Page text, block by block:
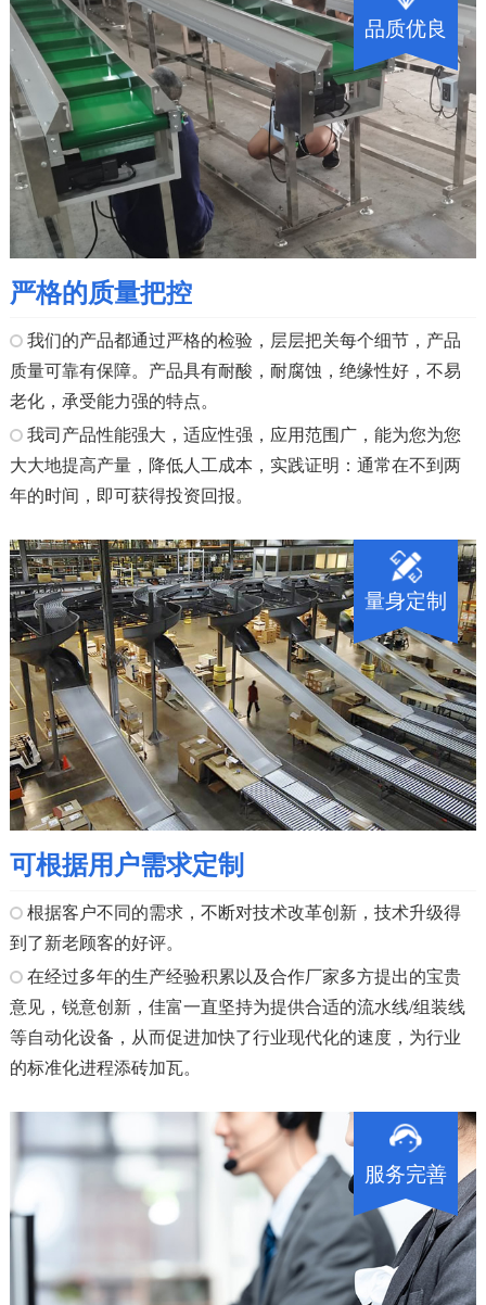
品质优良
严格的质量把控
我们的产品都通过严格的检验，层层把关每个细节，产品
质量可靠有保障。产品具有耐酸，耐腐蚀，绝缘性好，不易
老化，承受能力强的特点。
我司产品性能强大，适应性强，应用范围广，能为您为您
大大地提高产量，降低人工成本，实践证明：通常在不到两
年的时间，即可获得投资回报。
量身定制
可根据用户需求定制
根据客户不同的需求，不断对技术改革创新，技术升级得
到了新老顾客的好评。
在经过多年的生产经验积累以及合作厂家多方提出的宝贵
意见，锐意创新，佳富一直坚持为提供合适的流水线/组装线
等自动化设备，从而促进加快了行业现代化的速度，为行业
的标准化进程添砖加瓦。
服务完善